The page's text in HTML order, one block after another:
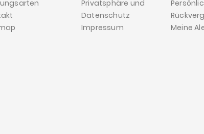
Privatsphäre und
Datenschutz
Impressum
Meine